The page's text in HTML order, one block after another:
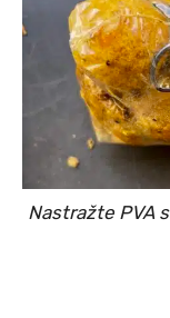
Nastražte PVA